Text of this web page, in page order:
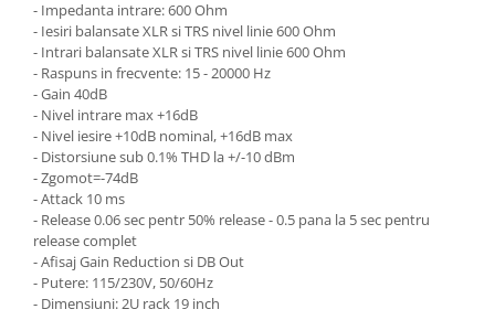
Convertoare AD/DA
Interfete audio
Interfete MIDI si Cabluri Midi-USB
Microfoane de studio
Monitoare de studio
Pop filtre
Preamplificatoare
Protectii antifonice pentru urechi
Rack studio
Recordere de studio
Recordere portabile
- Impedanta intrare: 600 Ohm
- Iesiri balansate XLR si TRS nivel linie 600 Ohm
- Intrari balansate XLR si TRS nivel linie 600 Ohm
- Raspuns in frecvente: 15 - 20000 Hz
- Gain 40dB
- Nivel intrare max +16dB
- Nivel iesire +10dB nominal, +16dB max
- Distorsiune sub 0.1% THD la +/-10 dBm
- Zgomot=-74dB
- Attack 10 ms
- Release 0.06 sec pentr 50% release - 0.5 pana la 5 sec pentru
release complet
- Afisaj Gain Reduction si DB Out
- Putere: 115/230V, 50/60Hz
- Dimensiuni: 2U rack 19 inch